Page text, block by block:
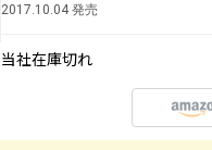
2017.10.04 発売
当社在庫切れ